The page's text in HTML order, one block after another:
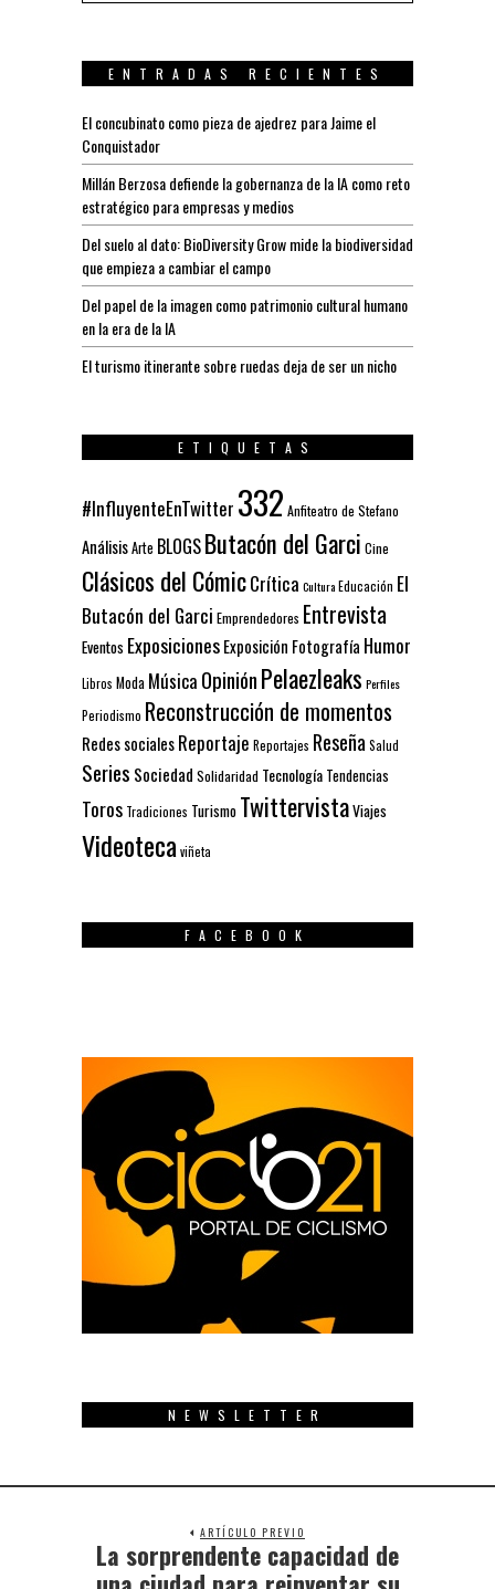
ENTRADAS RECIENTES
El concubinato como pieza de ajedrez para Jaime el
Conquistador
Millán Berzosa defiende la gobernanza de la IA como reto
estratégico para empresas y medios
Del suelo al dato: BioDiversity Grow mide la biodiversidad
que empieza a cambiar el campo
Del papel de la imagen como patrimonio cultural humano
en la era de la IA
El turismo itinerante sobre ruedas deja de ser un nicho
ETIQUETAS
#InfluyenteEnTwitter 332 Anfiteatro de Stefano
AnálisisArte BLOGSButacón del Garci Cine
Clásicos del CómicCrítica CulturaEducación El
Butacón del Garci Emprendedores Entrevista
Eventos ExposicionesExposición Fotografía Humor
Libros Moda Música OpiniónPelaezleaks Perfiles
Periodismo Reconstrucción de momentos
Redes socialesReportaje Reportajes Reseña Salud
Series Sociedad Solidaridad Tecnología Tendencias
Toros Tradiciones Turismo TwittervistaViajes
Videoteca viñeta
FACEBOOK
NEWSLETTER
ARTÍCULO PREVIO
Previous
La sorprendente capacidad de